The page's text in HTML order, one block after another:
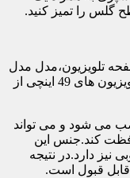
گلس را تمیز کنید.
تلویزیون،مدل مدل
sp-49 است که می توان از آن برای تمامی تلویزیون های 49 اینچی از
می شود و می تواند
کند.جنس این
نیز دارد.در نتیجه
قابل قبول است.